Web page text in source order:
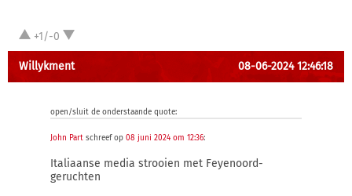
+1/-0
Willykment 08-06-2024 12:46:18
open/sluit de onderstaande quote:
John Part schreef op 08 juni 2024 om 12:36:
Italiaanse media strooien met Feyenoord-
geruchten